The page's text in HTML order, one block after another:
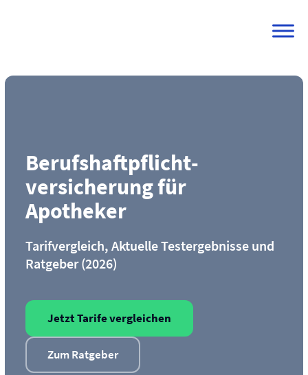
Berufs­haftpflicht­
versicherung für
Apotheker
Tarifvergleich, Aktuelle Testergebnisse und
Ratgeber (2026)
Jetzt Tarife vergleichen
Zum Ratgeber